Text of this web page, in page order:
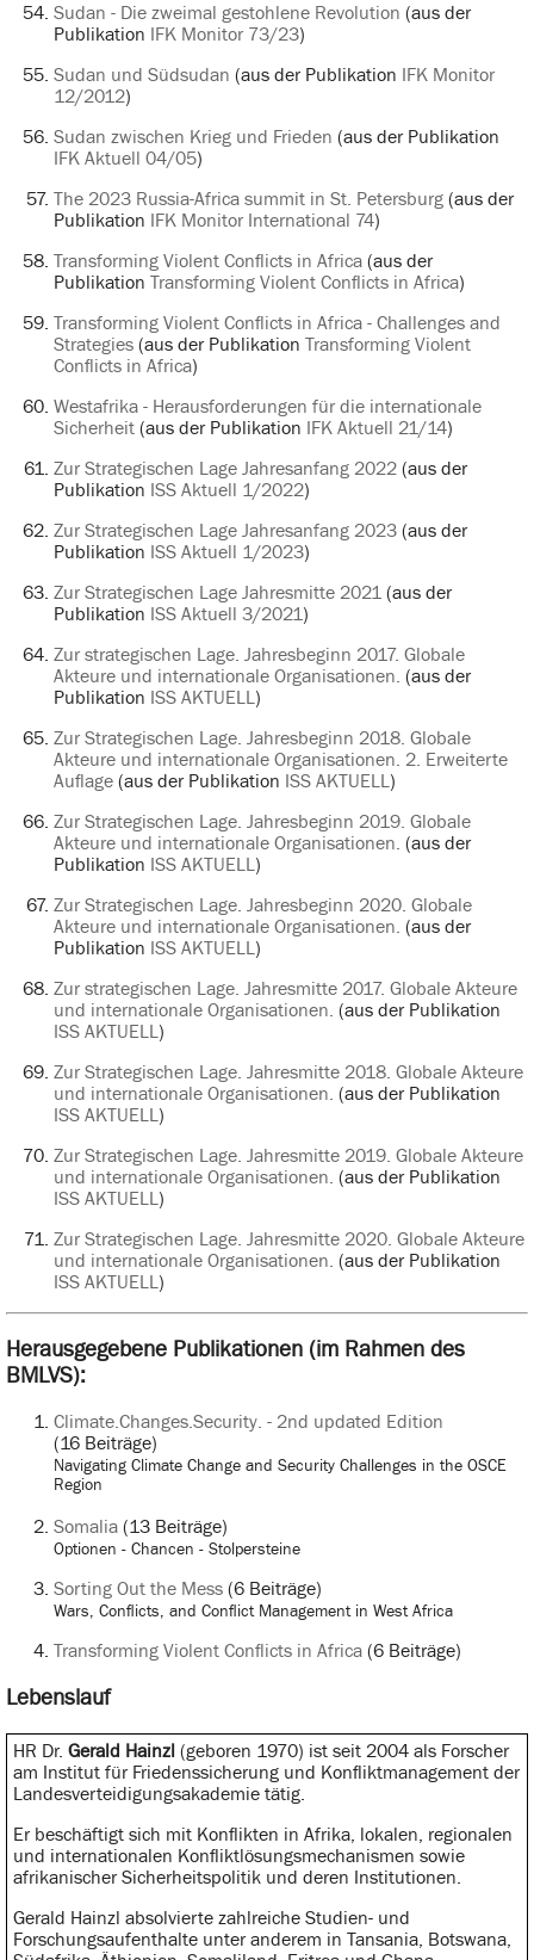
Sudan - Die zweimal gestohlene Revolution (aus der
Publikation IFK Monitor 73/23)
Sudan und Südsudan (aus der Publikation IFK Monitor
12/2012)
Sudan zwischen Krieg und Frieden (aus der Publikation
IFK Aktuell 04/05)
The 2023 Russia-Africa summit in St. Petersburg(aus der
Publikation IFK Monitor International 74)
Transforming Violent Conflicts in Africa(aus der
Publikation Transforming Violent Conflicts in Africa)
Transforming Violent Conflicts in Africa - Challenges and
Strategies(aus der Publikation Transforming Violent
Conflicts in Africa)
Westafrika - Herausforderungen für die internationale
Sicherheit(aus der Publikation IFK Aktuell 21/14)
Zur Strategischen Lage Jahresanfang 2022(aus der
Publikation ISS Aktuell 1/2022)
Zur Strategischen Lage Jahresanfang 2023(aus der
Publikation ISS Aktuell 1/2023)
Zur Strategischen Lage Jahresmitte 2021(aus der
Publikation ISS Aktuell 3/2021)
Zur strategischen Lage. Jahresbeginn 2017. Globale
Akteure und internationale Organisationen. (aus der
Publikation ISS AKTUELL)
Zur Strategischen Lage. Jahresbeginn 2018. Globale
Akteure und internationale Organisationen. 2. Erweiterte
Auflage(aus der Publikation ISS AKTUELL)
Zur Strategischen Lage. Jahresbeginn 2019. Globale
Akteure und internationale Organisationen. (aus der
Publikation ISS AKTUELL)
Zur Strategischen Lage. Jahresbeginn 2020. Globale
Akteure und internationale Organisationen. (aus der
Publikation ISS AKTUELL)
Zur strategischen Lage. Jahresmitte 2017. Globale Akteure
und internationale Organisationen. (aus der Publikation
ISS AKTUELL)
Zur Strategischen Lage. Jahresmitte 2018. Globale Akteure
und internationale Organisationen. (aus der Publikation
ISS AKTUELL)
Zur Strategischen Lage. Jahresmitte 2019. Globale Akteure
und internationale Organisationen. (aus der Publikation
ISS AKTUELL)
Zur Strategischen Lage. Jahresmitte 2020. Globale Akteure
und internationale Organisationen. (aus der Publikation
ISS AKTUELL)
Herausgegebene Publikationen (im Rahmen des
BMLVS):
Climate.Changes.Security. - 2nd updated Edition
(16 Beiträge)
Navigating Climate Change and Security Challenges in the OSCE
Region
Somalia(13 Beiträge)
Optionen - Chancen - Stolpersteine
Sorting Out the Mess(6 Beiträge)
Wars, Conflicts, and Conflict Management in West Africa
Transforming Violent Conflicts in Africa(6 Beiträge)
Lebenslauf
HR Dr. Gerald Hainzl (geboren 1970) ist seit 2004 als Forscher
am Institut für Friedenssicherung und Konfliktmanagement der
Landesverteidigungsakademie tätig.
Er beschäftigt sich mit Konflikten in Afrika, lokalen, regionalen
und internationalen Konfliktlösungsmechanismen sowie
afrikanischer Sicherheitspolitik und deren Institutionen.
Gerald Hainzl absolvierte zahlreiche Studien- und
Forschungsaufenthalte unter anderem in Tansania, Botswana,